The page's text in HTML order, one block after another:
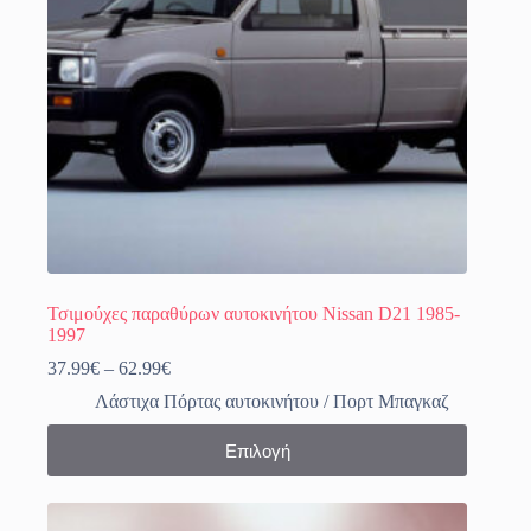
σελίδα
του
προϊόντος
Τσιμούχες παραθύρων αυτοκινήτου Nissan D21 1985-
1997
37.99€ – 62.99€Price
range:
37.99€
Λάστιχα Πόρτας αυτοκινήτου / Πορτ Μπαγκαζ
Επιλογή
προϊόν
έχει